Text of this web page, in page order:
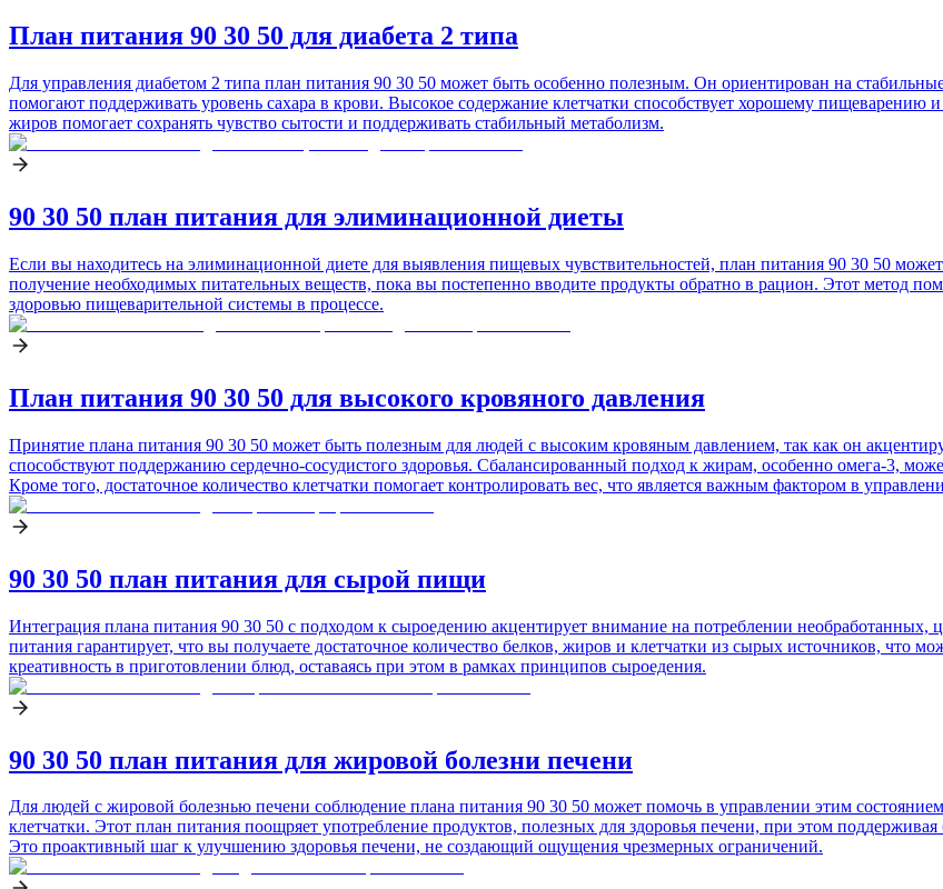
План питания 90 30 50 для диабета 2 типа
Для управления диабетом 2 типа план питания 90 30 50 может быть особенно полезным. Он ориентирован на
помогают поддерживать уровень сахара в крови. Высокое содержание клетчатки способствует хорошему пищеварению
жиров помогает сохранять чувство сытости и поддерживать стабильный метаболизм.
90 30 50 план питания для элиминационной диеты
Если вы находитесь на элиминационной диете для выявления пищевых чувствительностей, план питания 90 30 50
получение необходимых питательных веществ, пока вы постепенно вводите продукты обратно в рацион. Этот метод
здоровью пищеварительной системы в процессе.
План питания 90 30 50 для высокого кровяного давления
Принятие плана питания 90 30 50 может быть полезным для людей с высоким кровяным давлением, так как он
способствуют поддержанию сердечно-сосудистого здоровья. Сбалансированный подход к жирам, особенно омега-3,
Кроме того, достаточное количество клетчатки помогает контролировать вес, что является важным фактором в
90 30 50 план питания для сырой пищи
Интеграция плана питания 90 30 50 с подходом к сыроедению акцентирует внимание на потреблении
питания гарантирует, что вы получаете достаточное количество белков, жиров и клетчатки из сырых источников, что
креативность в приготовлении блюд, оставаясь при этом в рамках принципов сыроедения.
90 30 50 план питания для жировой болезни печени
Для людей с жировой болезнью печени соблюдение плана питания 90 30 50 может помочь в управлении этим
клетчатки. Этот план питания поощряет употребление продуктов, полезных для здоровья печени, при этом
Это проактивный шаг к улучшению здоровья печени, не создающий ощущения чрезмерных ограничений.